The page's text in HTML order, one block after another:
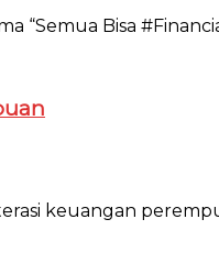
Bisa
keuangan